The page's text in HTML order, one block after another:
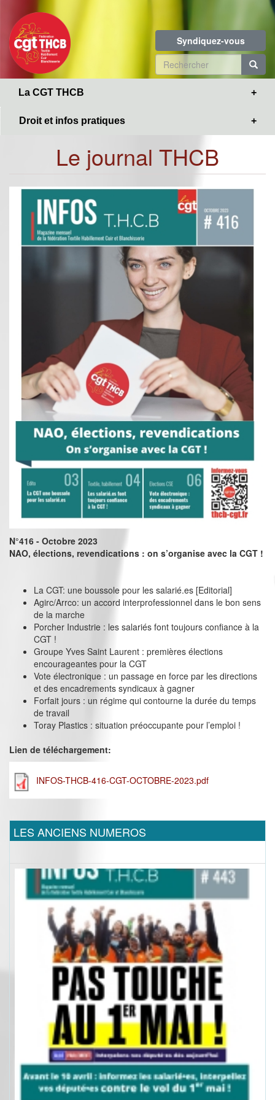
contenu
principal
Syndiquez-vous
Formulaire
de
La CGT THCB
Droit et infos pratiques
Le journal THCB
N°416 - Octobre 2023
NAO, élections, revendications : on s’organise avec la CGT !
La CGT: une boussole pour les salarié.es [Editorial]
Agirc/Arrco: un accord interprofessionnel dans le bon sens
de la marche
Porcher Industrie : les salariés font toujours confiance à la
CGT !
Groupe Yves Saint Laurent : premières élections
encourageantes pour la CGT
Vote électronique : un passage en force par les directions
et des encadrements syndicaux à gagner
Forfait jours : un régime qui contourne la durée du temps
de travail
Toray Plastics : situation préoccupante pour l’emploi !
Lien de téléchargement:
INFOS-THCB-416-CGT-OCTOBRE-2023.pdf
LES ANCIENS NUMEROS